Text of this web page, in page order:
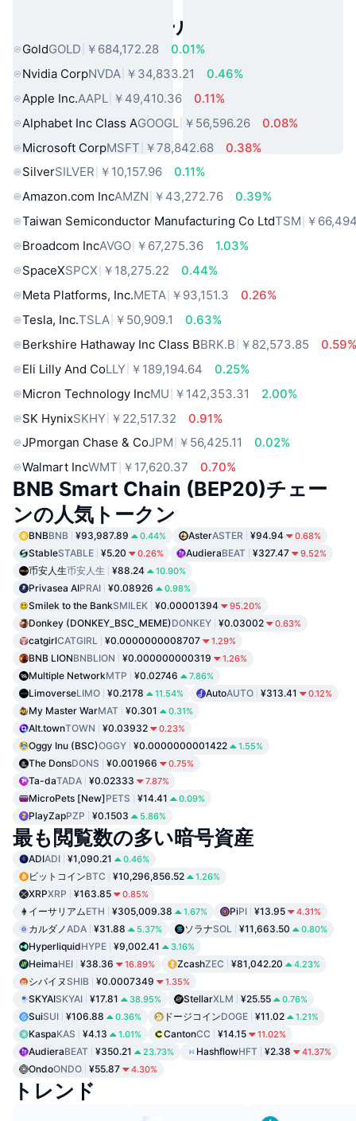
人気のリアルワールドアセット
GoldGOLD ￥684,172.28
0.01%
Nvidia CorpNVDA ￥34,833.21
0.46%
Apple Inc.AAPL ￥49,410.36
0.11%
Alphabet Inc Class AGOOGL ￥56,596.26
0.08%
Microsoft CorpMSFT ￥78,842.68
0.38%
SilverSILVER ￥10,157.96
0.11%
Amazon.com IncAMZN ￥43,272.76
0.39%
Taiwan Semiconductor Manufacturing Co LtdTSM ￥
Broadcom IncAVGO ￥67,275.36
1.03%
SpaceXSPCX ￥18,275.22
0.44%
Meta Platforms, Inc.META ￥93,151.3
0.26%
Tesla, Inc.TSLA ￥50,909.1
0.63%
Berkshire Hathaway Inc Class BBRK.B ￥82,573.85
Eli Lilly And CoLLY ￥189,194.64
0.25%
Micron Technology IncMU ￥142,353.31
2.00%
SK HynixSKHY ￥22,517.32
0.91%
JPmorgan Chase & CoJPM ￥56,425.11
0.02%
Walmart IncWMT ￥17,620.37 0.70%
BNB Smart Chain (BEP20)チェー
ンの人気トークン
BNBBNB ¥93,987.89 0.44% AsterASTER ¥94.94 0.68%
StableSTABLE ¥5.20 0.26% AudieraBEAT ¥327.47 9.52%
币安人生币安人生 ¥88.24 10.90%
Privasea AIPRAI ¥0.08926 0.98%
Smilek to the BankSMILEK ¥0.00001394 95.20%
Donkey (DONKEY_BSC_MEME)DONKEY ¥0.03002 0.63%
catgirlCATGIRL ¥0.0000000008707 1.29%
BNB LIONBNBLION ¥0.000000000319 1.26%
Multiple NetworkMTP ¥0.02746 7.86%
LimoverseLIMO ¥0.2178 11.54% AutoAUTO ¥313.41 0.12%
My Master WarMAT ¥0.301 0.31%
Alt.townTOWN ¥0.03932 0.23%
Oggy Inu (BSC)OGGY ¥0.0000000001422 1.55%
The DonsDONS ¥0.001966 0.75%
Ta-daTADA ¥0.02333 7.87%
MicroPets [New]PETS ¥14.41 0.09%
PlayZapPZP ¥0.1503 5.86%
最も閲覧数の多い暗号資産
ADIADI ¥1,090.21 0.46%
ビットコインBTC ¥10,296,856.52 1.26%
XRPXRP ¥163.85 0.85%
イーサリアムETH ¥305,009.38 1.67% PiPI ¥13.95 4.31%
カルダノADA ¥31.88 5.37% ソラナSOL ¥11,663.50 0.80%
HyperliquidHYPE ¥9,002.41 3.16%
HeimaHEI ¥38.36 16.89% ZcashZEC ¥81,042.20 4.23%
シバイヌ SHIB ¥0.0007349 1.35%
SKYAISKYAI ¥17.81 38.95% StellarXLM ¥25.55 0.76%
SuiSUI ¥106.88 0.36% ドージコインDOGE ¥11.02 1.21%
KaspaKAS ¥4.13 1.01% CantonCC ¥14.15 11.02%
AudieraBEAT ¥350.21 23.73% HashflowHFT ¥2.38 41.37%
OndoONDO ¥55.87 4.30%
トレンド